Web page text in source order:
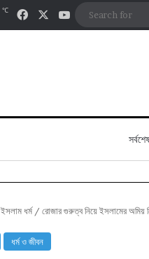
℃ FacebookYouTube
সর্বশেষ
ইসলাম ধর্ম / রোজার গুরুত্ব নিয়ে ইসলামের অমিয়
ধর্ম ও জীবন